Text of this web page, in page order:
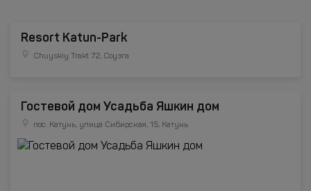
Resort Katun-Park
Chuyskiy Trakt 72, Соузга
Гостевой дом Усадьба Яшкин дом
пос. Катунь, улица Сибирская, 15, Катунь